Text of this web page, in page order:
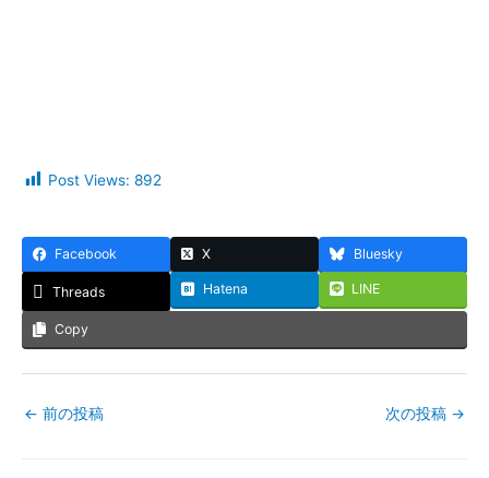
Post Views: 892
Facebook X Bluesky
Threads Hatena LINE
Copy
← 前の投稿 次の投稿 →